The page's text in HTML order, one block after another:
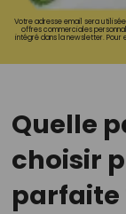
Votre adresse email sera
offres commerciales
intégré dans la newsletter. Pour
Quelle
choisir
parfaite